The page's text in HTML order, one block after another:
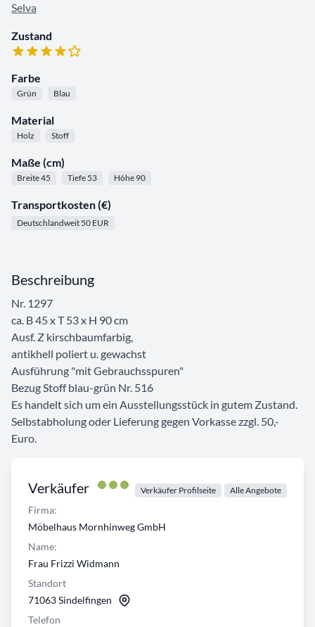
Selva
Zustand
Farbe
Grün Blau
Material
Holz Stoff
Maße (cm)
Breite 45 Tiefe 53 Höhe 90
Transportkosten (€)
Deutschlandweit 50 EUR
Verkäufer Verkäufer Profilseite Alle Angebote
Firma:
Möbelhaus Mornhinweg GmbH
Name:
Frau Frizzi Widmann
Standort
71063 Sindelfingen
Telefon
Beschreibung
Nr. 1297
ca. B 45 x T 53 x H 90 cm
Ausf. Z kirschbaumfarbig,
antikhell poliert u. gewachst
Ausführung "mit Gebrauchsspuren"
Bezug Stoff blau-grün Nr. 516
Es handelt sich um ein Ausstellungsstück in gutem Zustand.
Selbstabholung oder Lieferung gegen Vorkasse zzgl. 50,-
Euro.